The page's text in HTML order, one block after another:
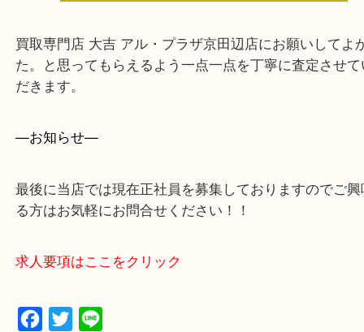
・ご来店前に確認しておきたい！という方はお気軽
をください。